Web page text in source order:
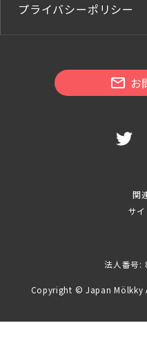
プライバシーポリシー
お
関
サ
法人番号:
Copyright © Japan Mölkky